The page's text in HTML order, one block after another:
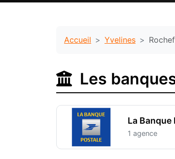
Accueil Yvelines
Les
La Banque
1 agence